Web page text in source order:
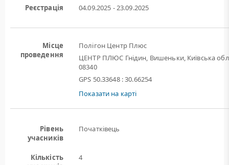
Реєстрація 04.09.2025 - 23.09.2025
Місце
проведення
Полігон Центр Плюс
ЦЕНТР ПЛЮС Гнідин, Вишеньки, Київська
08340
GPS 50.33648 : 30.66254
Показати на карті
Рівень
учасників
Початківець
Кількість
4